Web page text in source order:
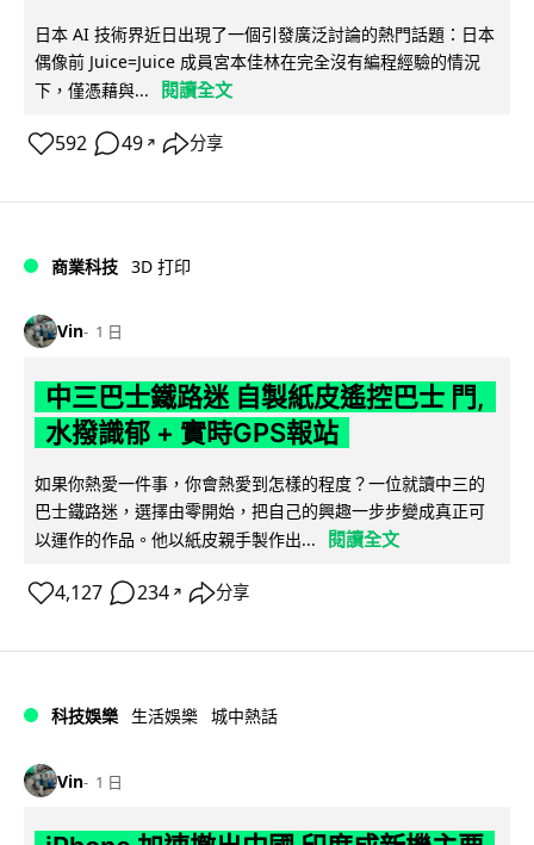
日本 AI 技術界近日出現了一個引發廣泛討論的熱門話題：日本
偶像前 Juice=Juice 成員宮本佳林在完全沒有編程經驗的情況
下，僅憑藉與...
閱讀全文
592 49 ↗ 分享
商業科技 3D 打印
Vin 1 日
中三巴士鐵路迷 自製紙皮遙控巴士 門,
水撥識郁 + 實時GPS報站
如果你熱愛一件事，你會熱愛到怎樣的程度？一位就讀中三的
巴士鐵路迷，選擇由零開始，把自己的興趣一步步變成真正可
以運作的作品。他以紙皮親手製作出...
閱讀全文
4,127 234 ↗ 分享
科技娛樂 生活娛樂 城中熱話
Vin 1 日